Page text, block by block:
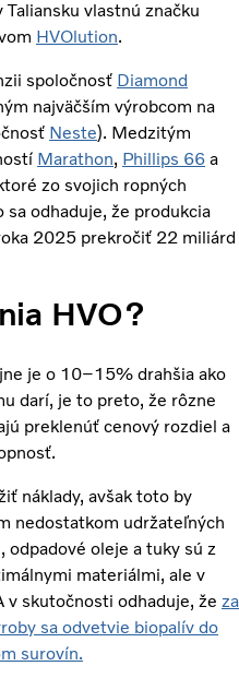
vlastnú značku
HVOlution.
spoločnosť Diamond
najväčším výrobcom na
Neste). Medzitým
Marathon, Phillips 66 a
zo svojich ropných
sa odhaduje, že produkcia
2025 prekročiť 22 miliárd
HVO?
je o 10–15% drahšia ako
darí, je to preto, že rôzne
preklenúť cenový rozdiel a
náklady, avšak toto by
nedostatkom udržateľných
odpadové oleje a tuky sú z
materiálmi, ale v
v skutočnosti odhaduje, že za
sa odvetvie biopalív do
surovín.